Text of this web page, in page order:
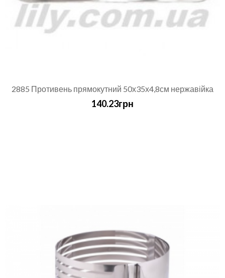
2885 Противень прямокутний 50х35х4,8см нержавійка
140.23грн